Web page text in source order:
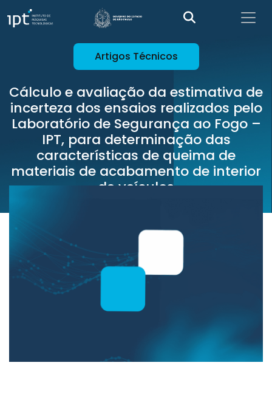
Artigos Técnicos
Cálculo e avaliação da estimativa de
incerteza dos ensaios realizados pelo
Laboratório de Segurança ao Fogo –
IPT, para determinação das
características de queima de
materiais de acabamento de interior
de veículos